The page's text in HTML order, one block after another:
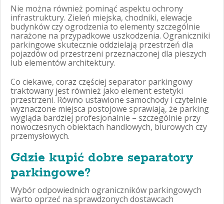
Nie można również pominąć aspektu ochrony
infrastruktury. Zieleń miejska, chodniki, elewacje
budynków czy ogrodzenia to elementy szczególnie
narażone na przypadkowe uszkodzenia. Ograniczniki
parkingowe skutecznie oddzielają przestrzeń dla
pojazdów od przestrzeni przeznaczonej dla pieszych
lub elementów architektury.
Co ciekawe, coraz częściej separator parkingowy
traktowany jest również jako element estetyki
przestrzeni. Równo ustawione samochody i czytelnie
wyznaczone miejsca postojowe sprawiają, że parking
wygląda bardziej profesjonalnie – szczególnie przy
nowoczesnych obiektach handlowych, biurowych czy
przemysłowych.
Gdzie kupić dobre separatory
parkingowe?
Wybór odpowiednich ograniczników parkingowych
warto oprzeć na sprawdzonych dostawcach